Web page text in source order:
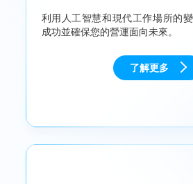
利用人工智慧和現代工作場所的
成功並確保您的營運面向未來。
了解更多